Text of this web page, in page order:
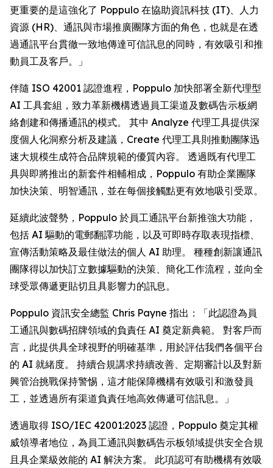
更重要的是這強化了 Poppulo 在協助資訊科技 (IT)、人力
資源 (HR)、通訊與市場推廣團隊方面的角色，也就是在透
過通訊平台貫徹一致地傳達可信訊息的同時，有效吸引和推
動員工及客戶。」
伴隨 ISO 42001 認證進程，Poppulo 加快部署全新代理型
AI 工具套組，致力革新機構透過員工渠道及數碼告示板網
絡創建和傳播通訊的模式。 其中 Analyze 代理工具提供深
度個人化洞察分析及建議， Create 代理工具則推動團隊迅
速大規模生成符合品牌規範的優質內容。 透過既有代理工
具與即將推出的新套件相輔相成，Poppulo 有助企業團隊
加快決策、明智通訊，並在每個接觸點更有效地吸引受眾。
延續此波聲勢，Poppulo 於員工通訊平台新推強大功能，
包括 AI 驅動的電郵翻譯功能，以及可即時存取表現指標、
宣傳活動策略及最佳做法的個人 AI 助理。 種種創新讓通訊
團隊得以加快訂立數據驅動的決策、簡化工作流程，並向全
球受眾傳遞更貼切且具影響力的訊息。
Poppulo 資訊安全總監 Chris Payne 指出：「此認證為員
工通訊與數碼招牌領域的負責任 AI 奠定新典範。 對客戶而
言，此提供具全球視野的明確基準，用於評估我們各個平台
的 AI 就緒度。 持續合規講求持續改善、定期審計以及對新
興管治挑戰保持警惕，這才能保障機構有效吸引和激發員
工，並透過所有渠道負責任地高效傳遞可信訊息。」
透過取得 ISO/IEC 42001:2023 認證，Poppulo 奠定其權
威領導者地位，為員工通訊與數碼告示板領域提供安全合規
且具企業級效能的 AI 解決方案。 此項認可有助機構有效吸